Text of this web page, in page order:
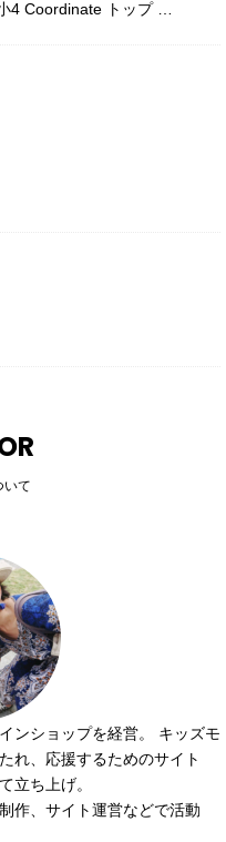
4 Coordinate トップ
いて
ンショップを経営。 キッズモ
れ、応援するためのサイト
立ち上げ。
作、サイト運営などで活動